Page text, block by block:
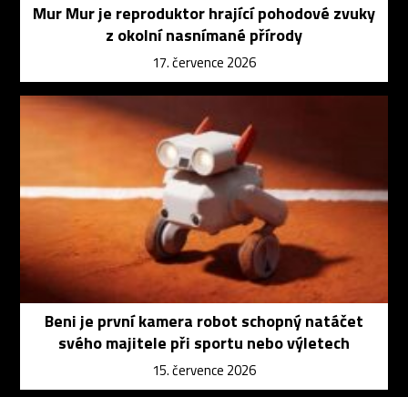
Mur Mur je reproduktor hrající pohodové zvuky
z okolní nasnímané přírody
17. července 2026
Beni je první kamera robot schopný natáčet
svého majitele při sportu nebo výletech
15. července 2026